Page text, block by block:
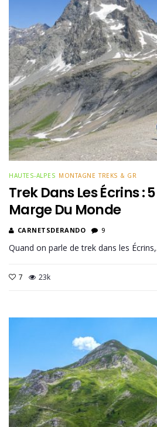
HAUTES-ALPES MONTAGNE TREKS & GR
Trek Dans Les Écrins :
Marge Du Monde
CARNETSDERANDO 9
Quand on parle de trek dans les
7 23k